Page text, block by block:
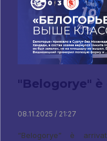
"Belogorye" è
08.11.2025 / 21:27
“Belogorye” è